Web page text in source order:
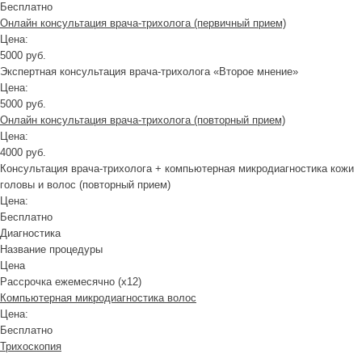
Бесплатно
Онлайн консультация врача-трихолога (первичный прием)
Цена:
5000 руб.
Экспертная консультация врача-трихолога «Второе мнение»
Цена:
5000 руб.
Онлайн консультация врача-трихолога (повторный прием)
Цена:
4000 руб.
Консультация врача-трихолога + компьютерная микродиагностика кожи
головы и волос (повторный прием)
Цена:
Бесплатно
Диагностика
Название процедуры
Цена
Рассрочка ежемесячно (x12)
Компьютерная микродиагностика волос
Цена:
Бесплатно
Трихоскопия